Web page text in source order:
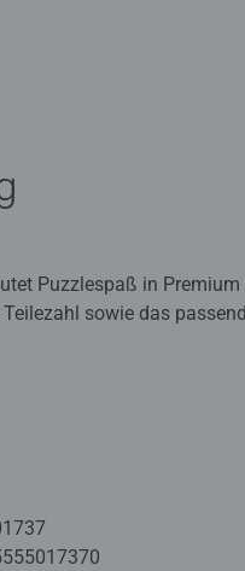
Puzzlespaß in
sowie das
kleinen Teilezahl
wird durch
hergestellt werden.